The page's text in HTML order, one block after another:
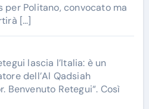
per Politano, convocato ma
[…]
lascia l’Italia: è un
dell’Al Qadsiah
Benvenuto Retegui“. Così